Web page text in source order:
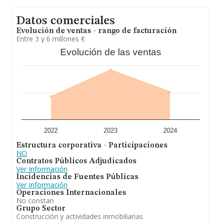
ampliar la información relativa al ámbito de la empresa,
la media de empleados de las empresas es de 2. La
antigüedad desde la constitución es de 17 años.
En definitiva,Abanti Multiservicios S.Lestá
En cuanto a la posición en el ranking de sectores, la
empresa ha perdido posiciones frente al 2023. En el
ranking de todas las empresas en el territorio nacional,
ha experimentado un retroceso.
Datos comerciales
Evolución de ventas - rango de facturación
Entre 3 y 6 millones €
Evolución de las ventas
2022 2023 2024
Estructura corporativa - Participaciones
NO
Contratos Públicos Adjudicados
Ver Información
Incidencias de Fuentes Públicas
Ver Información
Operaciones Internacionales
No constan
Grupo Sector
Construcción y actividades inmobiliarias